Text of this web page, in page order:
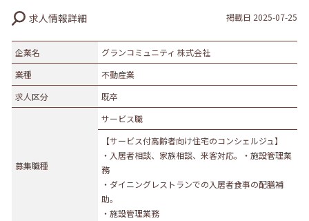
業種
農林水産業
建設業
食品製造業
その他の製造業
電気・ガス・熱供給業
運輸業
求人情報詳細 掲載日 2025-07-25
企業名
グランコミュニティ 株式会社
業種
不動産業
求人区分
既卒
募集職種
サービス職
【サービス付高齢者向け住宅のコンシェルジュ】
・入居者相談、家族相談、来客対応。・施設管理業
務
・ダイニングレストランでの入居者食事の配膳補
助。
・施設管理業務